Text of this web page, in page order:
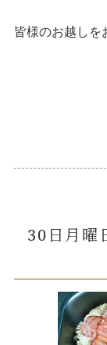
皆様のお越しを
30日月曜